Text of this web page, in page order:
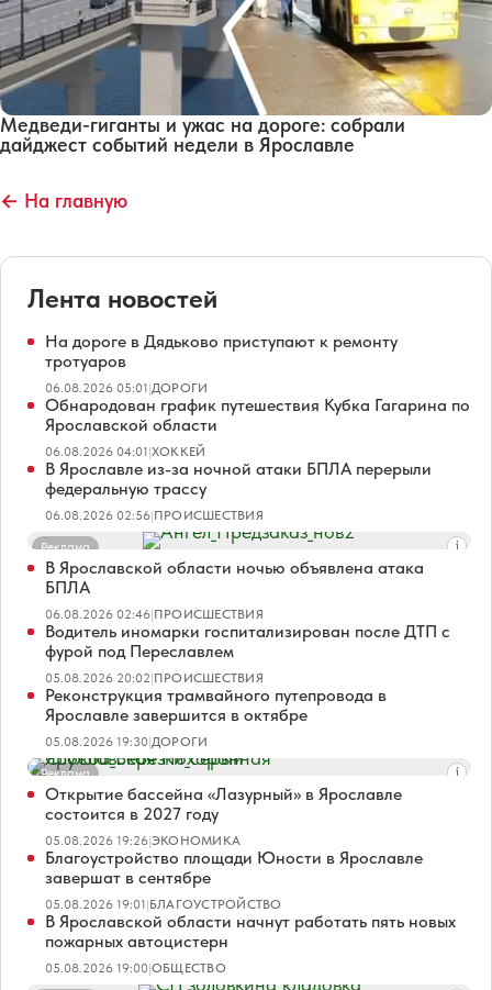
Медведи-гиганты и ужас на дороге: собрали
дайджест событий недели в Ярославле
← На главную
Лента новостей
На дороге в Дядьково приступают к ремонту
тротуаров
06.08.2026 05:01|ДОРОГИ
Обнародован график путешествия Кубка Гагарина по
Ярославской области
06.08.2026 04:01|ХОККЕЙ
В Ярославле из-за ночной атаки БПЛА перерыли
федеральную трассу
06.08.2026 02:56|ПРОИСШЕСТВИЯ
Реклама
В Ярославской области ночью объявлена атака
БПЛА
06.08.2026 02:46|ПРОИСШЕСТВИЯ
Водитель иномарки госпитализирован после ДТП с
фурой под Переславлем
05.08.2026 20:02|ПРОИСШЕСТВИЯ
Реконструкция трамвайного путепровода в
Ярославле завершится в октябре
05.08.2026 19:30|ДОРОГИ
Реклама
Открытие бассейна «Лазурный» в Ярославле
состоится в 2027 году
05.08.2026 19:26|ЭКОНОМИКА
Благоустройство площади Юности в Ярославле
завершат в сентябре
05.08.2026 19:01|БЛАГОУСТРОЙСТВО
В Ярославской области начнут работать пять новых
пожарных автоцистерн
05.08.2026 19:00|ОБЩЕСТВО